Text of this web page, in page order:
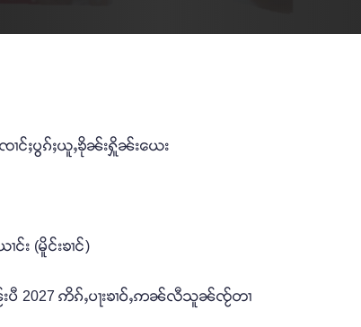
ၢင်ႈပွၵ်ႈယူႇၶိုၼ်းႁိူၼ်းယေး
း (မိူင်းၶၢင်)
းပီ 2027 ဢိၵ်ႇပႃးၶၢဝ်ႇဢၼ်လီသူၼ်ၸႂ်တၢ